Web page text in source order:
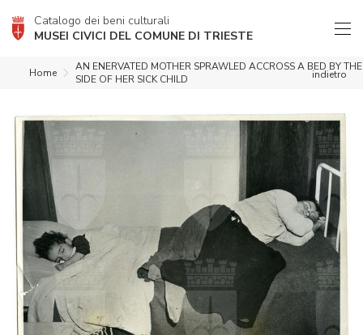
Catalogo dei beni culturali
MUSEI CIVICI DEL COMUNE DI TRIESTE
indietro
Home
AN ENERVATED MOTHER SPRAWLED ACCROSS A BED BY THE
SIDE OF HER SICK CHILD